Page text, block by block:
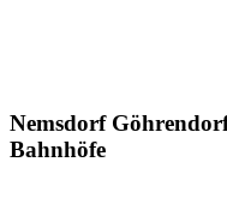
Nemsdorf
Bahnhöfe